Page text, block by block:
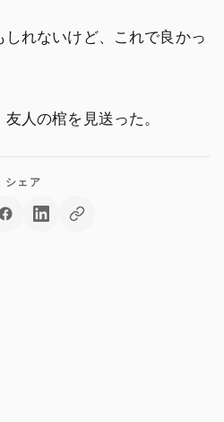
れないけど、これで良かっ
人の棺を見送った。